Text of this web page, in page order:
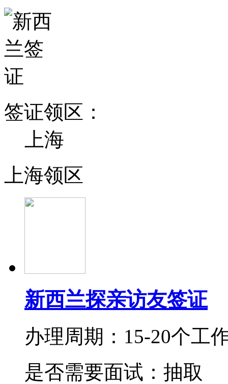
签证领区：
上海
上海领区
新西兰探亲访友签证
办理周期：15-20个工
是否需要面试：抽取